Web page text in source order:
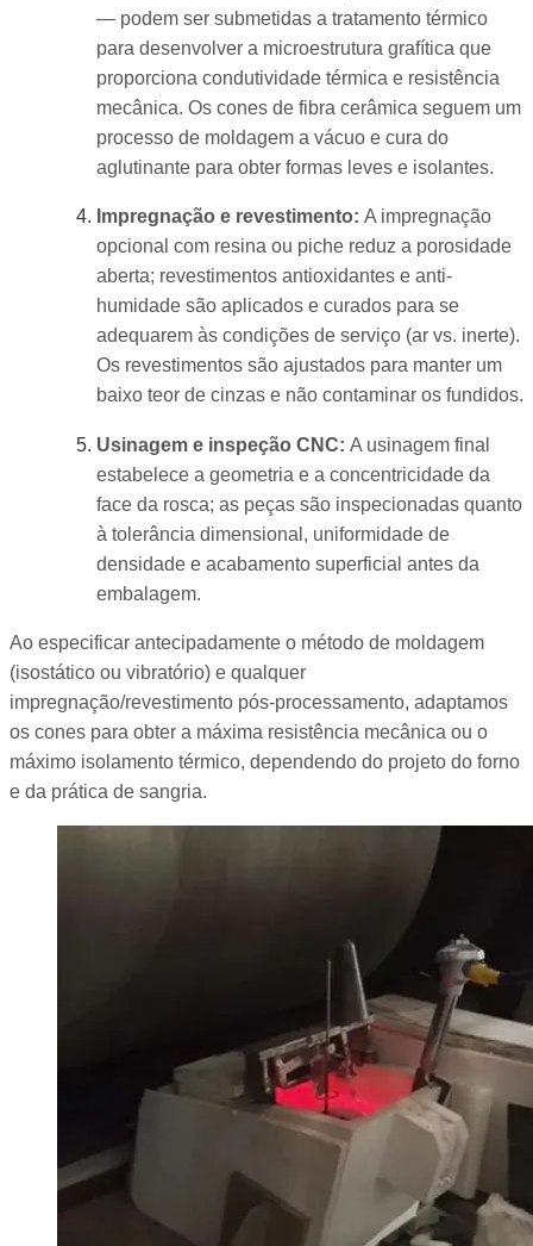
— podem ser submetidas a tratamento térmico
para desenvolver a microestrutura grafítica que
proporciona condutividade térmica e resistência
mecânica. Os cones de fibra cerâmica seguem um
processo de moldagem a vácuo e cura do
aglutinante para obter formas leves e isolantes.
Impregnação e revestimento: A impregnação
opcional com resina ou piche reduz a porosidade
aberta; revestimentos antioxidantes e anti-
humidade são aplicados e curados para se
adequarem às condições de serviço (ar vs. inerte).
Os revestimentos são ajustados para manter um
baixo teor de cinzas e não contaminar os fundidos.
Usinagem e inspeção CNC: A usinagem final
estabelece a geometria e a concentricidade da
face da rosca; as peças são inspecionadas quanto
à tolerância dimensional, uniformidade de
densidade e acabamento superficial antes da
embalagem.
Ao especificar antecipadamente o método de moldagem
(isostático ou vibratório) e qualquer
impregnação/revestimento pós-processamento, adaptamos
os cones para obter a máxima resistência mecânica ou o
máximo isolamento térmico, dependendo do projeto do forno
e da prática de sangria.